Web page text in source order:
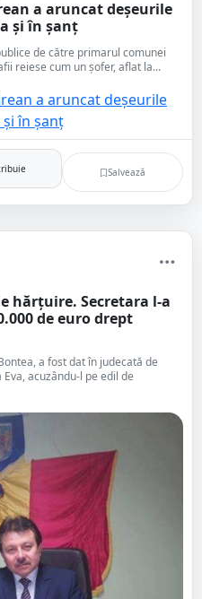
a aruncat deșeurile
și în șanț
de către primarul comunei
reiese cum un șofer, aflat la...
Salvează
hărțuire. Secretara l-a
de euro drept
a fost dat în judecată de
acuzându-l pe edil de